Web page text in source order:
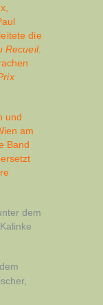
leitete die
Recueil.
und
am
Band
dem
,